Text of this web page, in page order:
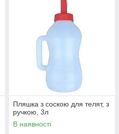
Пляшка з соскою для телят, з
ручкою, 3л
В наявності